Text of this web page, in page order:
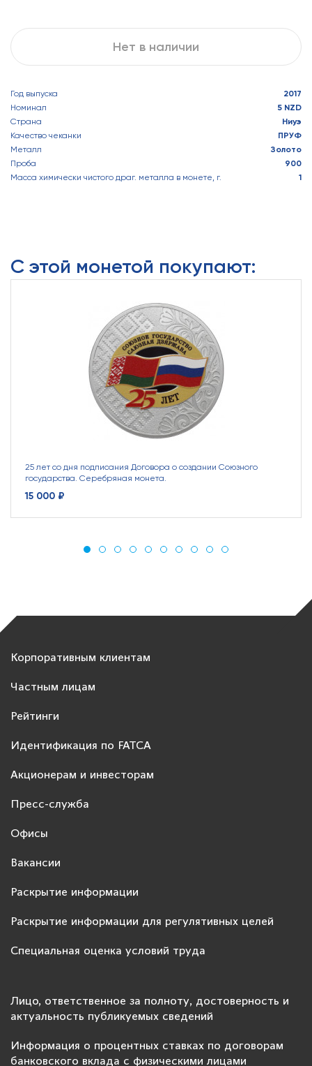
Нет в наличии
Год выпуска
2017
Номинал
5 NZD
Страна
Ниуэ
Качество чеканки
ПРУФ
Металл
Золото
Проба
900
Масса химически чистого драг. металла в монете, г.
1
С этой монетой покупают:
25 лет со дня подписания Договора о создании Союзного
государства. Серебряная монета.
15 000 ₽
Корпоративным клиентам
Частным лицам
Рейтинги
Идентификация по FATCA
Акционерам и инвесторам
Пресс-служба
Офисы
Вакансии
Раскрытие информации
Раскрытие информации для регулятивных целей
Специальная оценка условий труда
Лицо, ответственное за полноту, достоверность и
актуальность публикуемых сведений
Информация о процентных ставках по договорам
банковского вклада с физическими лицами